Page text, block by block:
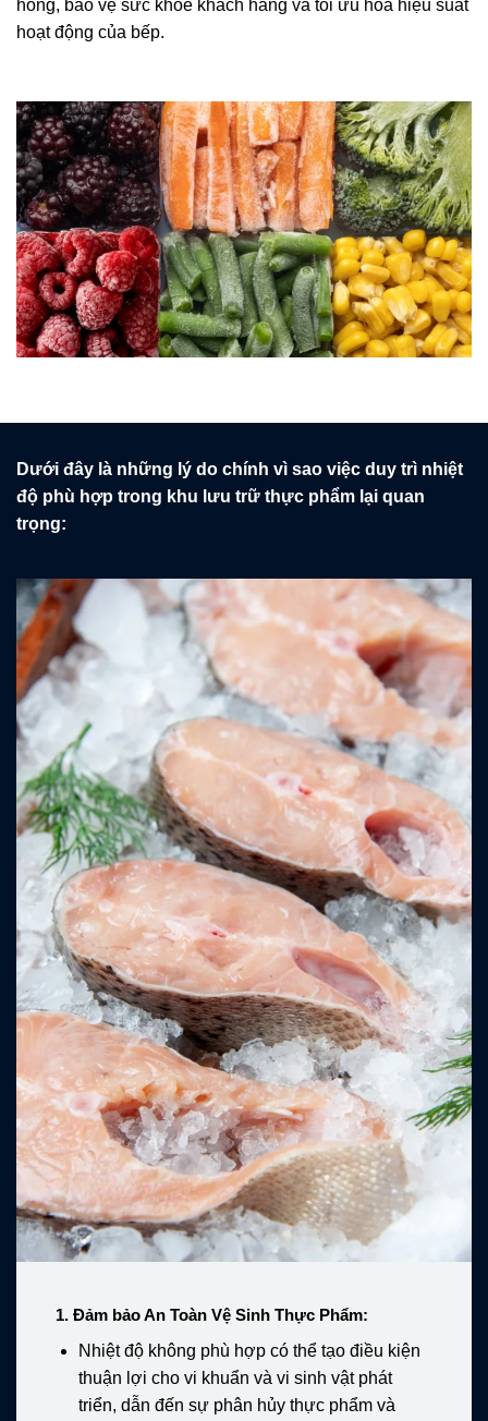
hỏng, bảo vệ sức khỏe khách hàng và tối ưu hóa hiệu suất
hoạt động của bếp.
Dưới đây là những lý do chính vì sao việc duy trì nhiệt
độ phù hợp trong khu lưu trữ thực phẩm lại quan
trọng:
1. Đảm bảo An Toàn Vệ Sinh Thực Phẩm:
Nhiệt độ không phù hợp có thể tạo điều kiện
thuận lợi cho vi khuẩn và vi sinh vật phát
triển, dẫn đến sự phân hủy thực phẩm và